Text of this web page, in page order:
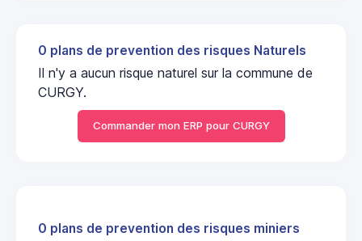
0 plans de prevention des risques Naturels
Il n'y a aucun risque naturel sur la commune de
CURGY.
Commander mon ERP pour CURGY
0 plans de prevention des risques miniers